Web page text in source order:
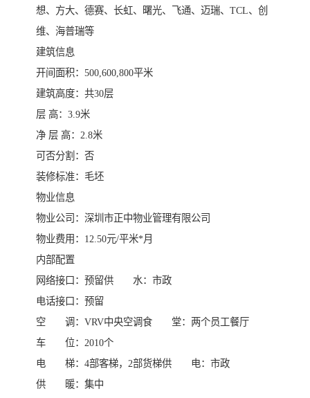
想、方大、德赛、长虹、曙光、飞通、迈瑞、TCL、创
维、海普瑞等
建筑信息
开间面积：500,600,800平米
建筑高度：共30层
层 高：3.9米
净 层 高：2.8米
可否分割：否
装修标准：毛坯
物业信息
物业公司：深圳市正中物业管理有限公司
物业费用：12.50元/平米*月
内部配置
网络接口：预留供 水：市政
电话接口：预留
空 调：VRV中央空调食 堂：两个员工餐厅
车 位：2010个
电 梯：4部客梯，2部货梯供 电：市政
供 暖：集中